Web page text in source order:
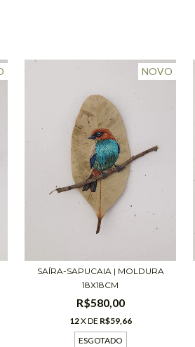
NOVO
SAÍRA-SAPUCAIA | MOLDURA
18X18CM
R$580,00
12X DE R$59,66
ESGOTADO